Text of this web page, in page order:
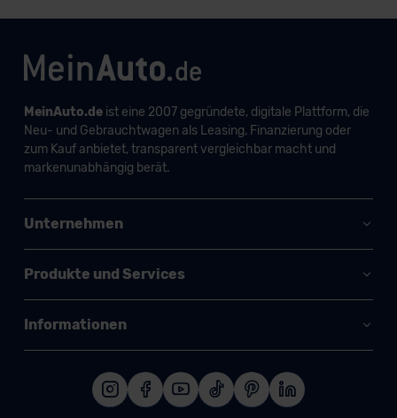
MeinAuto.deist eine 2007 gegründete, digitale Plattform, die
Neu- und Gebrauchtwagen als Leasing, Finanzierung oder
zum Kauf anbietet, transparent vergleichbar macht und
markenunabhängig berät.
Unternehmen
Produkte und Services
Informationen